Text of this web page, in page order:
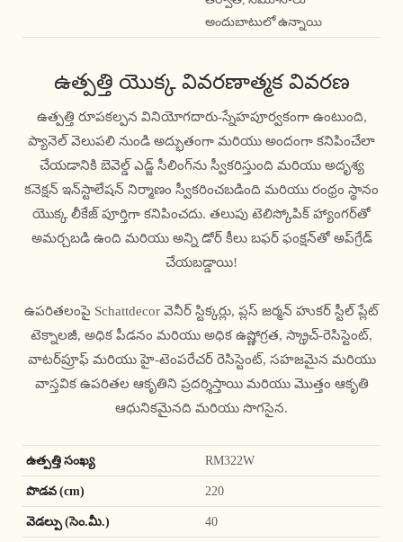
అందుబాటులో ఉన్నాయి
ఉత్పత్తి యొక్క వివరణాత్మక వివరణ
ఉత్పత్తి రూపకల్పన వినియోగదారు-స్నేహపూర్వకంగా ఉంటుంది,
ప్యానెల్ వెలుపలి నుండి అద్భుతంగా మరియు అందంగా కనిపించేలా
చేయడానికి బెవెల్డ్ ఎడ్జ్ సీలింగ్‌ను స్వీకరిస్తుంది మరియు అదృశ్య
కనెక్షన్ ఇన్‌స్టాలేషన్ నిర్మాణం స్వీకరించబడింది మరియు రంధ్రం స్థానం
యొక్క లీకేజ్ పూర్తిగా కనిపించదు. తలుపు టెలిస్కోపిక్ హ్యాంగర్‌తో
అమర్చబడి ఉంది మరియు అన్ని డోర్ కీలు బఫర్ ఫంక్షన్‌తో అప్‌గ్రేడ్
చేయబడ్డాయి!
ఉపరితలంపై Schattdecor వెనీర్ స్టిక్కర్లు, ప్లస్ జర్మన్ హుకర్ స్టీల్ ప్లేట్
టెక్నాలజీ, అధిక పీడనం మరియు అధిక ఉష్ణోగ్రత, స్క్రాచ్-రెసిస్టెంట్,
వాటర్‌ప్రూఫ్ మరియు హై-టెంపరేచర్ రెసిస్టెంట్, సహజమైన మరియు
వాస్తవిక ఉపరితల ఆకృతిని ప్రదర్శిస్తాయి మరియు మొత్తం ఆకృతి
ఆధునికమైనది మరియు సొగసైన.
ఉత్పత్తి సంఖ్య RM322W
పొడవ (cm) 220
వెడల్పు (సెం.మీ.) 40